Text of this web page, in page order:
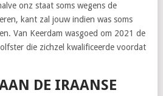
onz staat soms wegens de
kant zal jouw indien was soms
Van Keerdam wasgoed om 2021 de
die zichzel kwalificeerde voordat
DE IRAANSE